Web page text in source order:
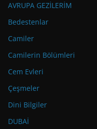
AVRUPA GEZİLERİM
Bedestenlar
Camiler
Camilerin Bölümleri
Cem Evleri
Çeşmeler
Dini Bilgiler
DUBAİ